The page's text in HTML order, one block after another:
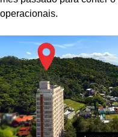
operacionais.